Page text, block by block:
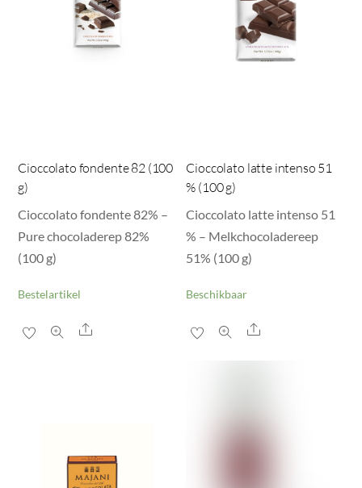
Cioccolato fondente 82 (100
g)
Cioccolato fondente 82% –
Pure chocoladerep 82%
(100 g)
Bestelartikel
Share
Cioccolato latte intenso 51
% (100 g)
Cioccolato latte intenso 51
% – Melkchocoladereep
51% (100 g)
Beschikbaar
Share